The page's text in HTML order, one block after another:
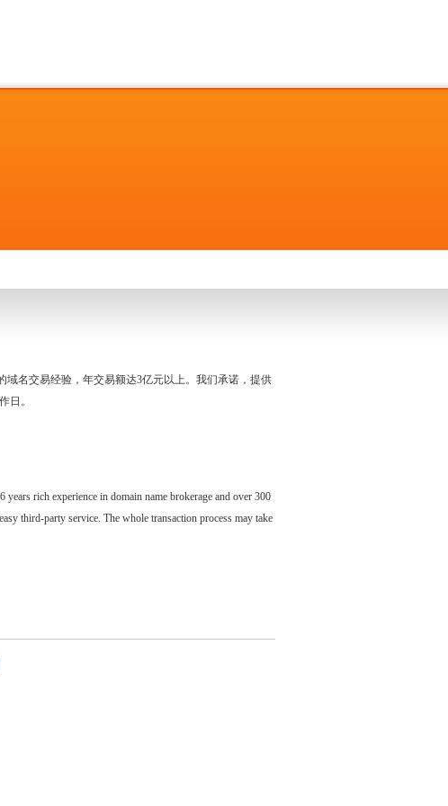
域名交易经验，年交易额达3亿元以上。我们承诺，提供
日。
rich experience in domain name brokerage and over 300
third-party service. The whole transaction process may take